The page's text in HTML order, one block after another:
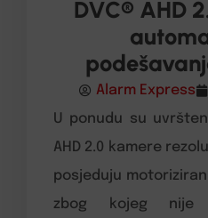
DVC® AHD
Alarm Express
U ponudu su
AHD 2.0 kamere
posjeduju
zbog kojeg nije